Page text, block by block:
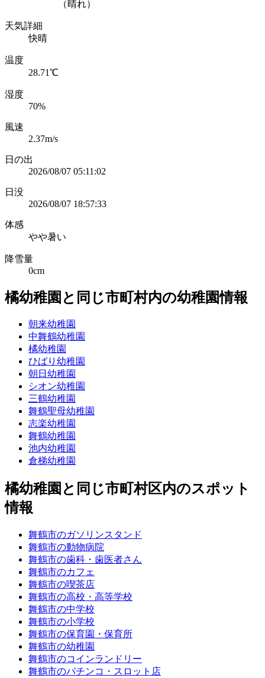
（晴れ）
天気詳細
快晴
温度
28.71℃
湿度
70%
風速
2.37m/s
日の出
2026/08/07 05:11:02
日没
2026/08/07 18:57:33
体感
やや暑い
降雪量
0cm
橘幼稚園と同じ市町村内の幼稚園情報
朝来幼稚園
中舞鶴幼稚園
橘幼稚園
ひばり幼稚園
朝日幼稚園
シオン幼稚園
三鶴幼稚園
舞鶴聖母幼稚園
志楽幼稚園
舞鶴幼稚園
池内幼稚園
倉梯幼稚園
橘幼稚園と同じ市町村区内のスポット
情報
舞鶴市のガソリンスタンド
舞鶴市の動物病院
舞鶴市の歯科・歯医者さん
舞鶴市のカフェ
舞鶴市の喫茶店
舞鶴市の高校・高等学校
舞鶴市の中学校
舞鶴市の小学校
舞鶴市の保育園・保育所
舞鶴市の幼稚園
舞鶴市のコインランドリー
舞鶴市のパチンコ・スロット店